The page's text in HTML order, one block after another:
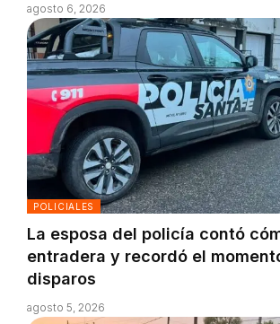
agosto 6, 2026
POLICIALES
La esposa del policía contó
entradera y recordó el
disparos
agosto 5, 2026